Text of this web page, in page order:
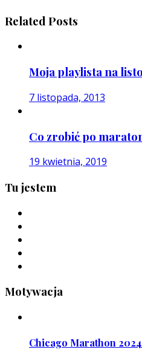
Related Posts
Moja playlista na
7 listopada, 2013
Co zrobić po
19 kwietnia, 2019
Tu jestem
Motywacja
Chicago Marathon